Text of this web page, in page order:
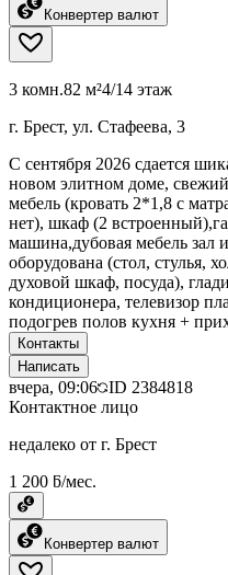
Конвертер валют
3 комн.82 м²4/14 этаж
г. Брест, ул. Стафеева, 3
С сентября 2026 сдается
новом элитном доме,
мебель (кровать 2*1,8 с
нет), шкаф (2
машина,дубовая мебель зал
оборудована (стол, стулья,
духовой шкаф, посуда),
кондиционера, телевизор
подогрев полов кухня +
Контакты
Написать
вчера, 09:06 ID 2384818
Контактное лицо
недалеко от г. Брест
1 200 ƃ/мес.
Конвертер валют